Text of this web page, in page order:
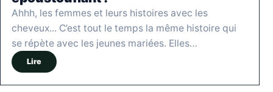
Ahhh, les femmes et leurs histoires avec les
cheveux... C’est tout le temps la même histoire qui
se répète avec les jeunes mariées. Elles…
Lire